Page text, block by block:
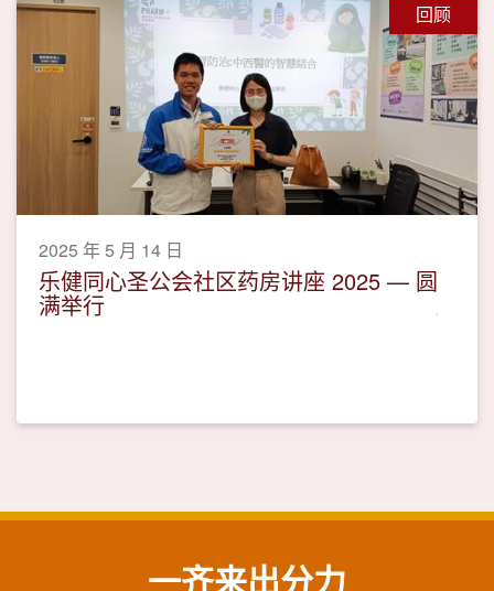
回顾
2025 年 5 月 14 日
乐健同心圣公会社区药房讲座 2025 — 圆
满举行
一齐来出分力